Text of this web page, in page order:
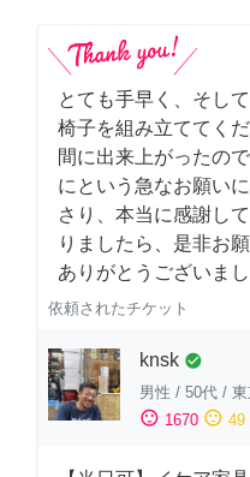
とても手早く、そし
椅子を組み立ててく
間に出来上がったの
にという急なお願い
さり、本当に感謝し
りましたら、是非お
ありがとうございまし
依頼されたチケット
knsk check_circle
男性 / 50代 /
sentiment_satisfied 1670 sentiment_neutral 49